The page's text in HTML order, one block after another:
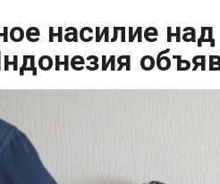
насилие